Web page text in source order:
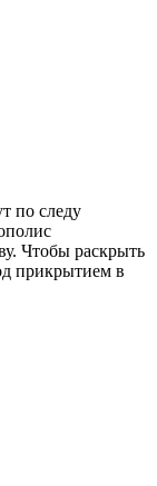
по следу
Чтобы раскрыть
прикрытием в